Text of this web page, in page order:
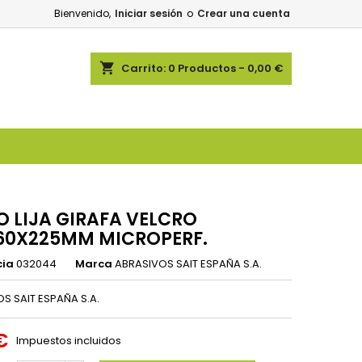
Bienvenido, Iniciar sesión o Crear una cuenta
shopping_cart Carrito: 0 Productos - 0,00 €
LIJA GIRAFA VELCRO
MICROPERF.
032044 Marca ABRASIVOS SAIT ESPAÑA S.A.
SAIT ESPAÑA S.A.
Impuestos incluidos